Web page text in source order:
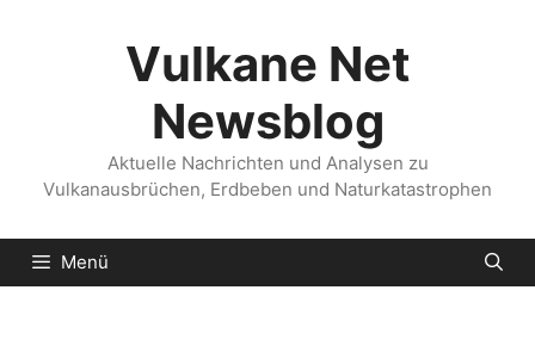
Vulkane Net
Newsblog
Aktuelle Nachrichten und Analysen zu
Vulkanausbrüchen, Erdbeben und Naturkatastrophen
Menü